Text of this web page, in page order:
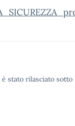
stato rilasciato